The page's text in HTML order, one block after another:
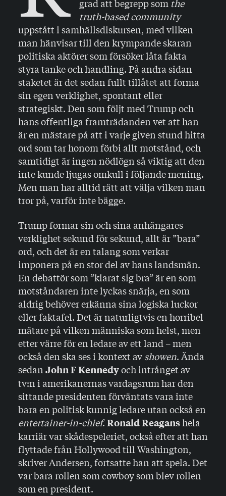
grad att begrepp som the
truth-based community
uppstått i samhällsdiskursen, med vilken
man hänvisar till den krympande skaran
politiska aktörer som försöker låta fakta
styra tanke och handling. På andra sidan
staketet är det sedan fullt tillåtet att forma
sin egen verklighet, spontant eller
strategiskt. Den som följt med Trump och
hans offentliga framträdanden vet att han
är en mästare på att i varje given stund hitta
ord som tar honom förbi allt motstånd, och
samtidigt är ingen nödlögn så viktig att den
inte kunde ljugas omkull i följande mening.
Men man har alltid rätt att välja vilken man
tror på, varför inte bägge.
Trump formar sin och sina anhängares
verklighet sekund för sekund, allt är ”bara”
ord, och det är en talang som verkar
imponera på en stor del av hans landsmän.
En debattör som ”klarat sig bra” är en som
motståndaren inte lyckas snärja, en som
aldrig behöver erkänna sina logiska luckor
eller faktafel. Det är naturligtvis en horribel
mätare på vilken människa som helst, men
etter värre för en ledare av ett land – men
också den ska ses i kontext avshowen. Ända
sedan John F Kennedyoch intrånget av
tv:n i amerikanernas vardagsrum har den
sittande presidenten förväntats vara inte
bara en politisk kunnig ledare utan också en
entertainer-in-chief.Ronald Reaganshela
karriär var skådespeleriet, också efter att han
flyttade från Hollywood till Washington,
skriver Andersen, fortsatte han att spela. Det
var bara rollen som cowboy som blev rollen
som en president.